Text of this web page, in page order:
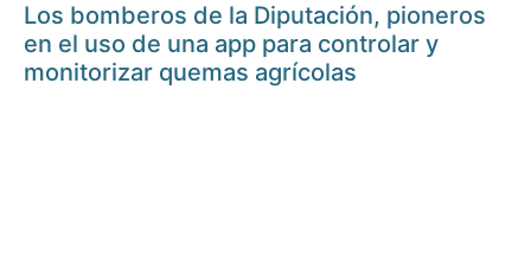
Los bomberos de la Diputación, pioneros
en el uso de una app para controlar y
monitorizar quemas agrícolas